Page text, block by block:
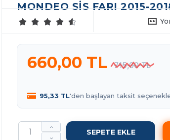
MONDEO SIS FARI 2015-
660,00 TL 715,00 TL
95,33 TL'den başlayan taksit